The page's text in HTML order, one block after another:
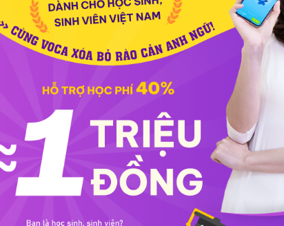
Học phát âm Giao tiếp Luyện viết Phổ thông Luyện nói
Anh cho người đi làm
Mẫu câu tiếng Anh giao tiếp